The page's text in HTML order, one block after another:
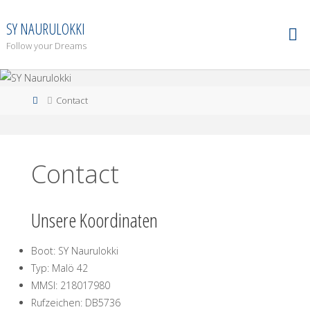
Inhalt
springen
SY NAURULOKKI
Follow your Dreams
StartContact
Contact
Unsere Koordinaten
Boot: SY Naurulokki
Typ: Malö 42
MMSI: 218017980
Rufzeichen: DB5736